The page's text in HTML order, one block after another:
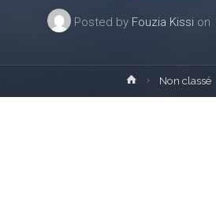
Posted by Fouzia Kissi on
HomeNon classé